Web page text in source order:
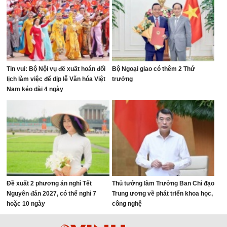
Tin vui: Bộ Nội vụ đề xuất hoán đổi
lịch làm việc để dịp lễ Văn hóa Việt
Nam kéo dài 4 ngày
Bộ Ngoại giao có thêm 2 Thứ
trưởng
Đề xuất 2 phương án nghỉ Tết
Nguyên đán 2027, có thể nghỉ 7
hoặc 10 ngày
Thủ tướng làm Trưởng Ban Chỉ đạo
Trung ương về phát triển khoa học,
công nghệ